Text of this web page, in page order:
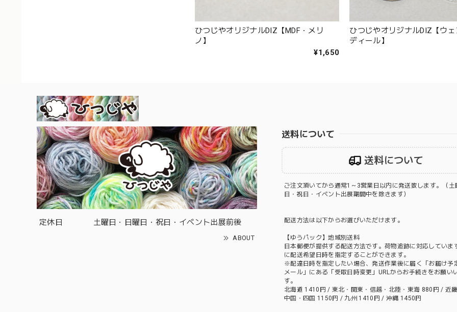
ひつじやオリジナルDIZ【MDF・メリ
ノ】
¥1,650
ひつじやオリジナルDIZ【ウ
ディール】
定休日 土曜日・日曜日・祝日・イベント出展前後
ABOUT
送料について
送料について
ご注文頂いてから通常1～3営業日以内に発送致します。（土
日・祝日・イベント出展期間中を除きます）
配送方法は以下からお選びいただけます。
【ゆうパック】地域別送料
日本郵便が提供する配送方法です。荷物追跡に対応していま
に配送希望日時を指定することができます。
※配達日時を指定したい場合、発送作業後に届く「お届け予
メール」にある「受取日時変更」URLからお手続きをお願い
す。
北海道 1410円 / 東北・関東・信越・北陸・東海 880円 / 近
中国・四国 1150円 / 九州 1410円 / 沖縄 1450円